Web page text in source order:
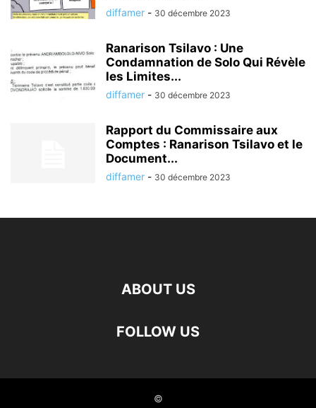
diffamer - 30 décembre 2023
Ranarison Tsilavo : Une
Condamnation de Solo Qui Révèle
les Limites...
diffamer - 30 décembre 2023
Rapport du Commissaire aux
Comptes : Ranarison Tsilavo et le
Document...
diffamer - 30 décembre 2023
ABOUT US
FOLLOW US
©